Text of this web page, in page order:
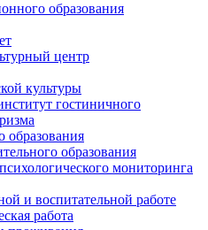
образования
центр
культуры
гостиничного
образования
образования
мониторинга
и воспитательной работе
работа